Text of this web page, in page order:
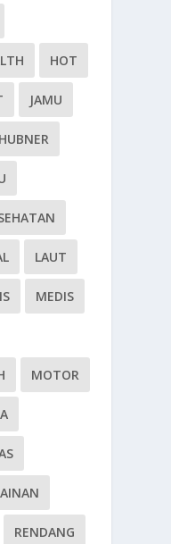
HOT
JAMU
LAUT
MEDIS
MOTOR
RENDANG